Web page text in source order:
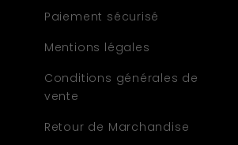
Paiement sécurisé
Mentions légales
Conditions générales de
vente
Retour de Marchandise